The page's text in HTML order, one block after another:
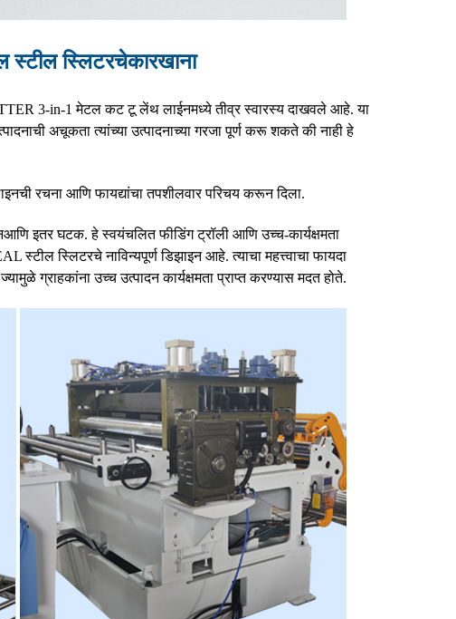
स्टील स्लिटरचेकारखाना
3-in-1 मेटल कट टू लेंथ लाईनमध्ये तीव्र स्वारस्य दाखवले आहे. या
अचूकता त्यांच्या उत्पादनाच्या गरजा पूर्ण करू शकते की नाही हे
रचना आणि फायद्यांचा तपशीलवार परिचय करून दिला.
आणि इतर घटक. हे स्वयंचलित फीडिंग ट्रॉली आणि उच्च-कार्यक्षमता
स्लिटरचे नाविन्यपूर्ण डिझाइन आहे. त्याचा महत्त्वाचा फायदा
ग्राहकांना उच्च उत्पादन कार्यक्षमता प्राप्त करण्यास मदत होते.